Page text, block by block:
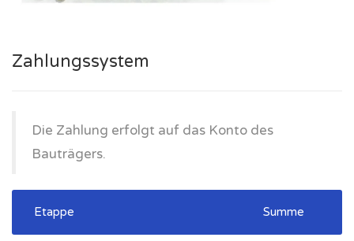
Zahlungssystem
Die Zahlung erfolgt auf das Konto des
Bauträgers.
Etappe Summe